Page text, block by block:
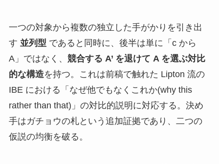
一つの対象から複数の独立した手がかりを引き出
す 並列型 であると同時に、後半は単に「c から
A」ではなく、 競合する A’ を退けて A を選ぶ対比
的な構造を持つ。これは前稿で触れた Lipton 流の
IBE における「なぜ他でもなくこれか(why this
rather than that)」の対比的説明に対応する。決め
手はガチョウの札という追加証拠であり、二つの
仮説の均衡を破る。